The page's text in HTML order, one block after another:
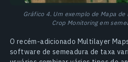
Gráfico 4. Um exemplo de Mapa de
Crop Monitoring em
O recém-adicionado Multilayer
software de semeadura de taxa